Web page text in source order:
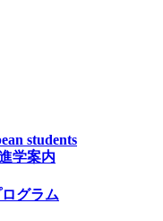
students
学案内
グラム